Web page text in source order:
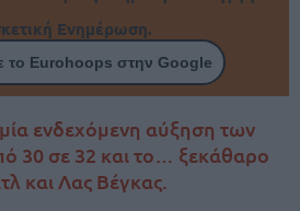
Ενημέρωση.
το Eurohoops στην Google
ενδεχόμενη αύξηση των
30 σε 32 και το… ξεκάθαρο
και Λας Βέγκας.